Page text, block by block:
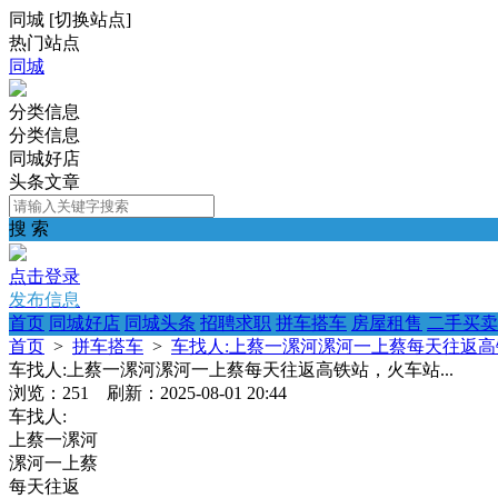
同城 [切换站点]
热门站点
同城
分类信息
分类信息
同城好店
头条文章
搜 索
点击登录
发布信息
首页 同城好店 同城头条 招聘求职 拼车搭车 房屋租售 二手买卖
首页 > 拼车搭车 > 车找人:上蔡一漯河漯河一上蔡每天往返
车找人:上蔡一漯河漯河一上蔡每天往返高铁站，火车站...
浏览：251 刷新：2025-08-01 20:44
车找人:
上蔡一漯河
漯河一上蔡
每天往返